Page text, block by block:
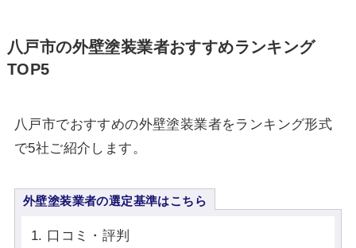
八戸市の外壁塗装業者おすすめランキング
TOP5
八戸市でおすすめの外壁塗装業者をランキング形式
で5社ご紹介します。
外壁塗装業者の選定基準はこちら
口コミ・評判